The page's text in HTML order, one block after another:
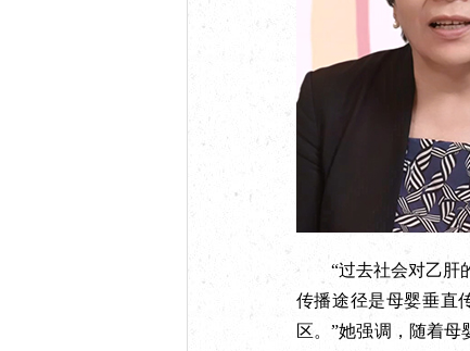
“过去社会对乙肝的
传播途径是母婴垂直
区。”她强调，随着